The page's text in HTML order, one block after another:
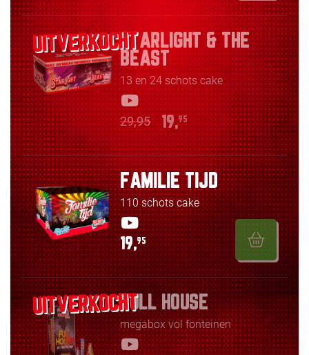
STARLIGHT & THE
BEAST
13 en 24 schots cake
29,95 19,95
FAMILIE TIJD
110 schots cake
19,95
FULL HOUSE
megabox vol fonteinen